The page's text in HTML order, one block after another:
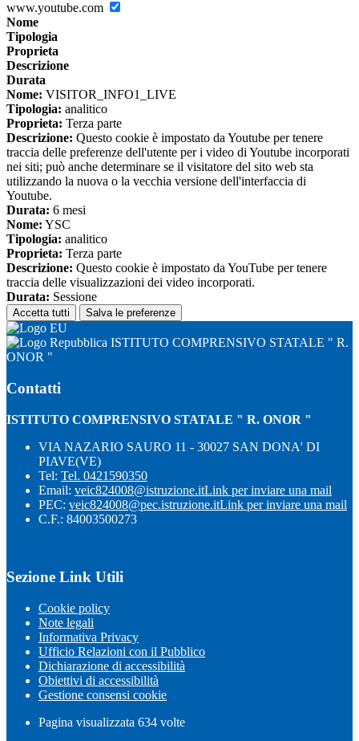
www.youtube.com
Nome
Tipologia
Proprieta
Descrizione
Durata
Nome: VISITOR_INFO1_LIVE
Tipologia: analitico
Proprieta: Terza parte
Descrizione: Questo cookie è impostato da Youtube per tenere
traccia delle preferenze dell'utente per i video di Youtube incorporati
nei siti; può anche determinare se il visitatore del sito web sta
utilizzando la nuova o la vecchia versione dell'interfaccia di
Youtube.
Durata: 6 mesi
Nome: YSC
Tipologia: analitico
Proprieta: Terza parte
Descrizione: Questo cookie è impostato da YouTube per tenere
traccia delle visualizzazioni dei video incorporati.
Durata: Sessione
Accetta tutti Salva le preferenze
ISTITUTO COMPRENSIVO STATALE " R.
ONOR "
Contatti
ISTITUTO COMPRENSIVO STATALE " R. ONOR "
VIA NAZARIO SAURO 11 - 30027 SAN DONA' DI
PIAVE(VE)
Tel: Tel. 0421590350
Email: veic824008@istruzione.itLink per inviare una mail
PEC: veic824008@pec.istruzione.itLink per inviare una mail
C.F.: 84003500273
Sezione Link Utili
Cookie policy
Note legali
Informativa Privacy
Ufficio Relazioni con il Pubblico
Dichiarazione di accessibilità
Obiettivi di accessibilità
Gestione consensi cookie
Pagina visualizzata 634 volte